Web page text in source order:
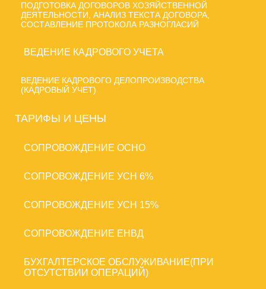
ПОДГОТОВКА ДОГОВОРОВ ХОЗЯЙСТВЕННОЙ
ДЕЯТЕЛЬНОСТИ, АНАЛИЗ ТЕКСТА ДОГОВОРА,
СОСТАВЛЕНИЕ ПРОТОКОЛА РАЗНОГЛАСИЙ
ВЕДЕНИЕ КАДРОВОГО УЧЕТА
ВЕДЕНИЕ КАДРОВОГО ДЕЛОПРОИЗВОДСТВА
(КАДРОВЫЙ УЧЕТ)
ТАРИФЫ И ЦЕНЫ
CОПРОВОЖДЕНИЕ ОСНО
CОПРОВОЖДЕНИЕ УСН 6%
CОПРОВОЖДЕНИЕ УСН 15%
CОПРОВОЖДЕНИЕ ЕНВД
БУХГАЛТЕРСКОЕ ОБСЛУЖИВАНИЕ(ПРИ
ОТСУТСТВИИ ОПЕРАЦИЙ)